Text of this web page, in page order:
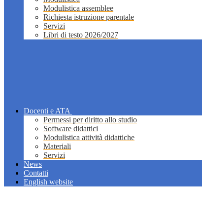
Modulistica assemblee
Richiesta istruzione parentale
Servizi
Libri di testo 2026/2027
Docenti e ATA
Permessi per diritto allo studio
Software didattici
Modulistica attività didattiche
Materiali
Servizi
News
Contatti
English website